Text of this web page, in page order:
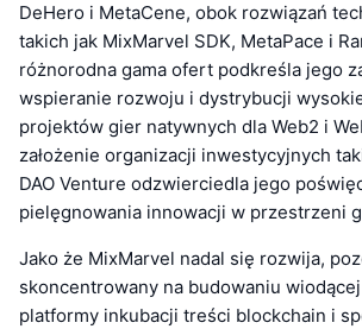
DeHero i MetaCene, obok rozwiązań
takich jak MixMarvel SDK, MetaPace i
różnorodna gama ofert podkreśla jego
wspieranie rozwoju i dystrybucji
projektów gier natywnych dla Web2 i
założenie organizacji inwestycyjnych
DAO Venture odzwierciedla jego
pielęgnowania innowacji w przestrzeni
Jako że MixMarvel nadal się rozwija,
skoncentrowany na budowaniu
platformy inkubacji treści blockchain i